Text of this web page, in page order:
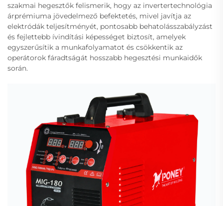
szakmai hegesztők felismerik, hogy az invertertechnológia
árprémiuma jövedelmező befektetés, mivel javítja az
elektródák teljesítményét, pontosabb behatolásszabályzást
és fejlettebb ívindítási képességet biztosít, amelyek
egyszerűsítik a munkafolyamatot és csökkentik az
operátorok fáradtságát hosszabb hegesztési munkaidők
során.